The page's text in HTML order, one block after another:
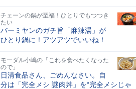
チェーンの鍋が至福！ひとりでもつつき
たい
バーミヤンのガチ旨「麻辣湯」が
ひとり鍋に！アツアツでいいね！
モーダル小嶋の「これを食べたくなった
ので」
日清食品さん、ごめんなさい。自
分は「完全メシ 謎肉丼」を“完全メシじゃ